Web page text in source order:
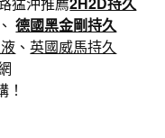
、 德國黑金剛持久
、英國威馬持久
！